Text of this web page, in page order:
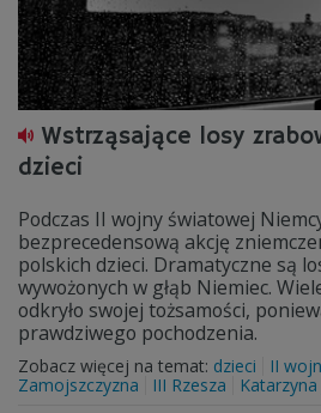
Wstrząsające losy
dzieci
Podczas II wojny światowej
bezprecedensową akcję
polskich dzieci. Dramatyczne są
wywożonych w głąb Niemiec.
odkryło swojej tożsamości,
prawdziwego pochodzenia.
Zobacz więcej na temat: dzieci
II
Zamojszczyzna
III Rzesza